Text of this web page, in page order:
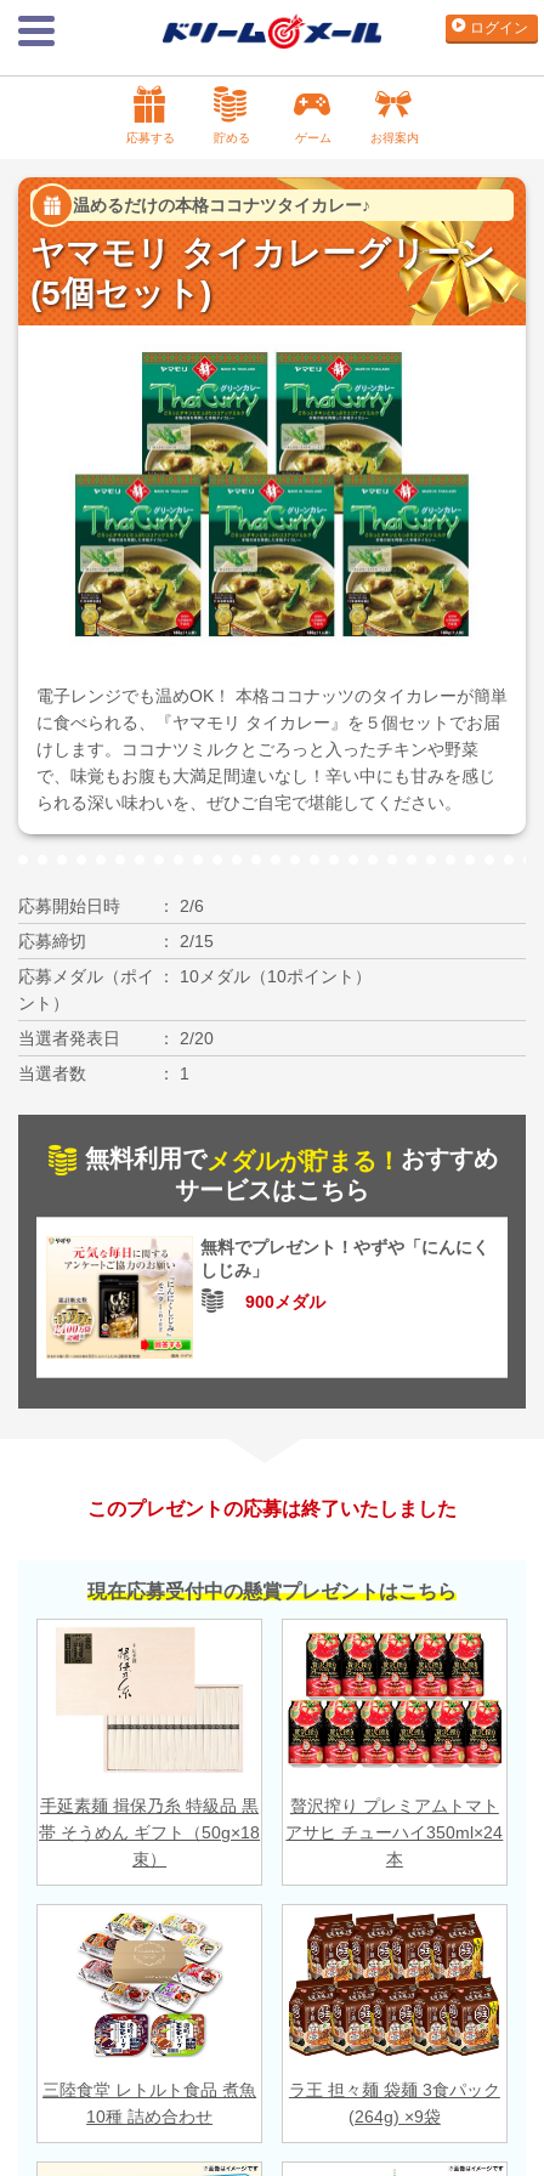
ログイン
応募する 貯める ゲーム お得案内
温めるだけの本格ココナツタイカレー♪
ヤマモリ タイカレーグリーン
(5個セット)
電子レンジでも温めOK！ 本格ココナッツのタイカレーが簡単
に食べられる、『ヤマモリ タイカレー』を５個セットでお届
けします。ココナツミルクとごろっと入ったチキンや野菜
で、味覚もお腹も大満足間違いなし！辛い中にも甘みを感じ
られる深い味わいを、ぜひご自宅で堪能してください。
応募開始日時
2/6
応募締切
2/15
応募メダル（ポイ
ント）
10メダル（10ポイント）
当選者発表日
2/20
当選者数
1
無料利用でメダルが貯まる！ おすすめ
サービスはこちら
無料でプレゼント！やずや「にんにく
しじみ」
900メダル
このプレゼントの応募は終了いたしました
現在応募受付中の懸賞プレゼントはこちら
手延素麺 揖保乃糸 特級品 黒
帯 そうめん ギフト（50g×18
束）
贅沢搾り プレミアムトマト
アサヒ チューハイ350ml×24
本
三陸食堂 レトルト食品 煮魚
10種 詰め合わせ
ラ王 担々麺 袋麺 3食パック
(264g) ×9袋